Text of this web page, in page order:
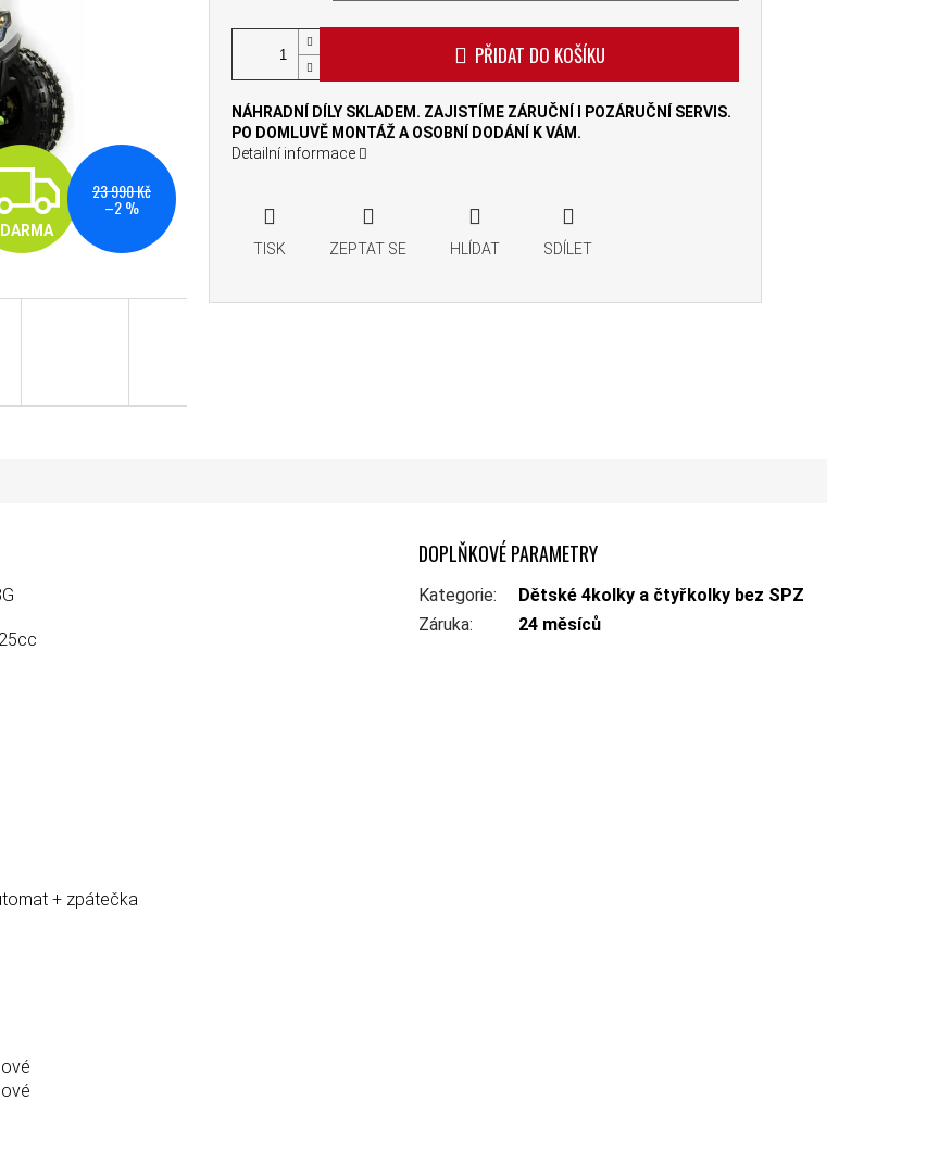
ZDARMA
23 990 Kč
–2 %
PŘIDAT DO KOŠÍKU
NÁHRADNÍ DÍLY SKLADEM. ZAJISTÍME ZÁRUČNÍ I POZÁRUČNÍ SERVIS.
PO DOMLUVĚ MONTÁŽ A OSOBNÍ DODÁNÍ K VÁM.
Detailní informace
TISK ZEPTAT SE HLÍDAT SDÍLET
+ zpátečka
DOPLŇKOVÉ PARAMETRY
Kategorie:
Dětské 4kolky a čtyřkolky bez SPZ
Záruka: 24 měsíců